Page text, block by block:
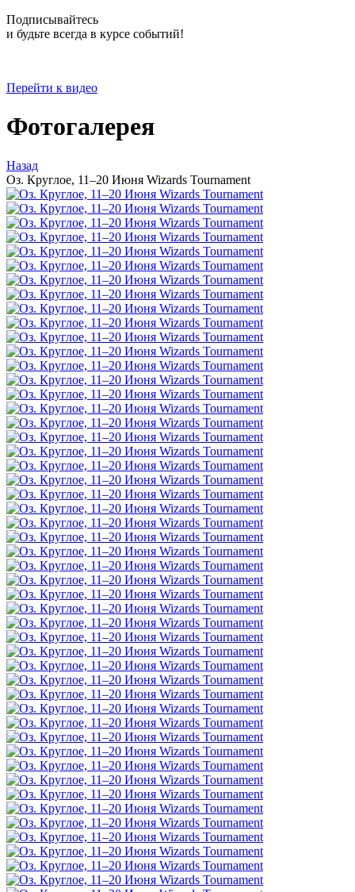
Подписывайтесь
и будьте всегда в курсе событий!
Перейти к видео
Фотогалерея
Назад
Оз. Круглое, 11–20 Июня Wizards Tournament